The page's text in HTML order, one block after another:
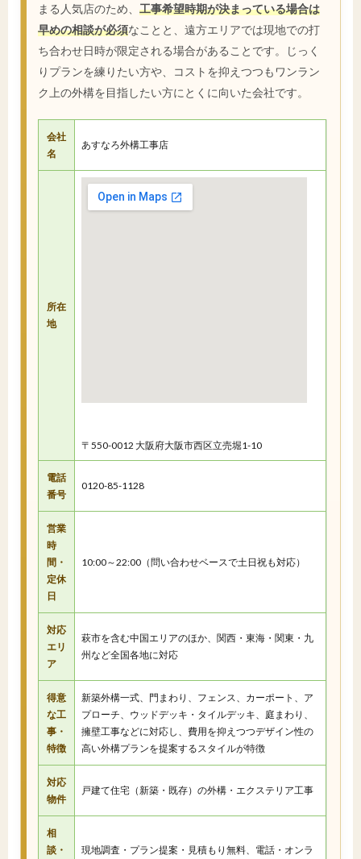
まる人気店のため、 工事希望時期が決まっている場合は
早めの相談が必須なことと、遠方エリアでは現地での打
ち合わせ日時が限定される場合があることです。じっく
りプランを練りたい方や、コストを抑えつつもワンラン
ク上の外構を目指したい方にとくに向いた会社です。
会社
名
あすなろ外構工事店
所在
地
〒550-0012 大阪府大阪市西区立売堀1-10
電話
番号
0120-85-1128
営業
時
間・
定休
日
10:00～22:00（問い合わせベースで土日祝も対応）
対応
エリ
ア
萩市を含む中国エリアのほか、関西・東海・関東・九
州など全国各地に対応
得意
な工
事・
特徴
新築外構一式、門まわり、フェンス、カーポート、ア
プローチ、ウッドデッキ・タイルデッキ、庭まわり、
擁壁工事などに対応し、費用を抑えつつデザイン性の
高い外構プランを提案するスタイルが特徴
対応
物件
戸建て住宅（新築・既存）の外構・エクステリア工事
相
談・
現地調査・プラン提案・見積もり無料、電話・オンラ